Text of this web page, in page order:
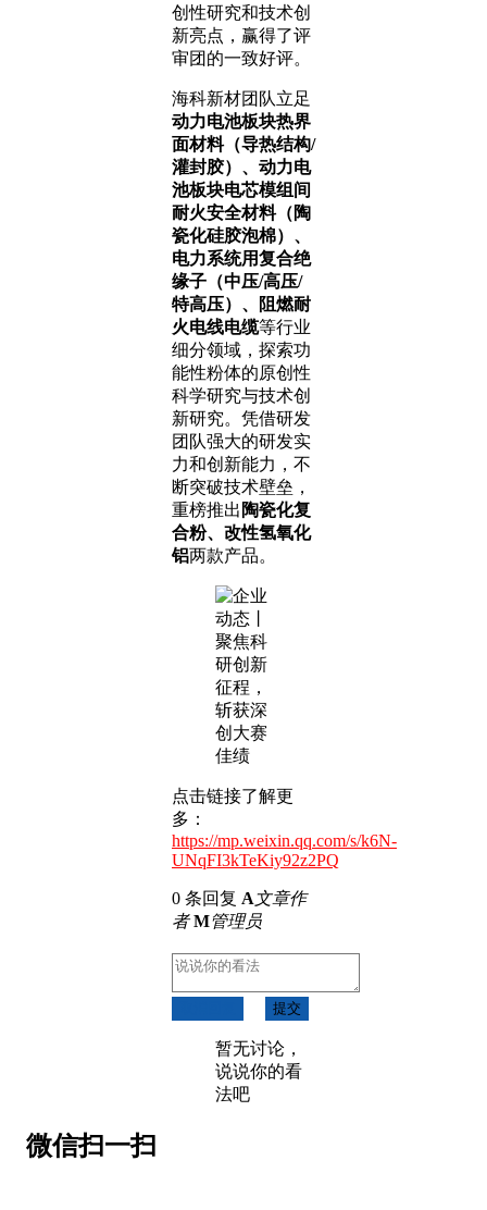
创性研究和技术创
新亮点，赢得了评
审团的一致好评。
海科新材团队立足
动力电池板块热界
面材料（导热结构/
灌封胶）、动力电
池板块电芯模组间
耐火安全材料（陶
瓷化硅胶泡棉）、
电力系统用复合绝
缘子（中压/高压/
特高压）、阻燃耐
火电线电缆等行业
细分领域，探索功
能性粉体的原创性
科学研究与技术创
新研究。凭借研发
团队强大的研发实
力和创新能力，不
断突破技术壁垒，
重榜推出 陶瓷化复
合粉、改性氢氧化
铝两款产品。
点击链接了解更
多：
https://mp.weixin.qq.com/s/k6N-
UNqFI3kTeKiy92z2PQ
0 条回复 A文章作
者 M管理员
提交
暂无讨论，
说说你的看
法吧
微信扫一扫